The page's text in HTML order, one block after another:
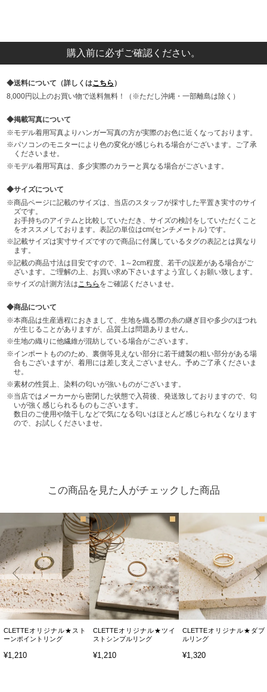
購入前に必ずご確認ください。
送料について（詳しくはこちら ）
8,000円以上のお買い物で送料無料！（※ただし沖縄・一部離島は除く）
掲載写真について
モデル着用写真よりハンガー写真の方が実際のお色に近くなっております。
パソコンのモニターにより色の変化が感じられる場合がございます。ご了承
くださいませ。
モデル着用写真は、多少実際のカラーと異なる場合がございます。
サイズについて
商品ページに記載のサイズは、当店のスタッフが採寸した平置き実寸のサイ
ズです。
お手持ちのアイテムと比較していただき、サイズの検討をしていただくこと
をオススメしております。表記の単位はcm(センチメートル) です。
記載サイズは実寸サイズですので商品に付属しているタグの表記とは異なり
ます。
記載の商品寸法は目安ですので、1～2cm程度、若干の誤差がある場合がご
ざいます。ご理解の上、お買い求め下さいますよう宜しくお願い致します。
サイズの計測方法はこちら をご確認くださいませ。
商品について
本商品は生産過程におきまして、生地を織る際の糸の継ぎ目や多少のほつれ
が生じることがありますが、品質上は問題ありません。
生地の織りに他繊維が混紡している場合がございます。
インポートもののため、裏側等見えない部分に若干縫製の粗い部分がある場
合もございますが、着用には差し支えございません。予めご了承くださいま
せ。
素材の性質上、染料の匂いが強いものがございます。
当店ではメーカーから密閉した状態で入荷後、発送致しておりますので、匂
いが強く感じられるものもございます。
数日のご使用や陰干しなどで気になる匂いはほとんど感じられなくなります
ので、お試しくださいませ。
この商品を見た人がチェックした商品
CLETTEオリジナル★スト
ーンポイントリング
¥1,210
CLETTEオリジナル★ツイ
ストシンプルリング
¥1,210
CLETTEオリジナル★ダブ
ルリング
¥1,320